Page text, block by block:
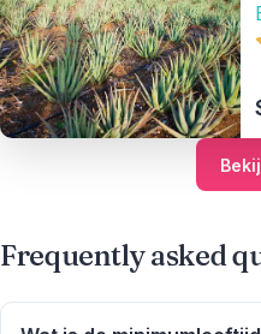
Frequently asked